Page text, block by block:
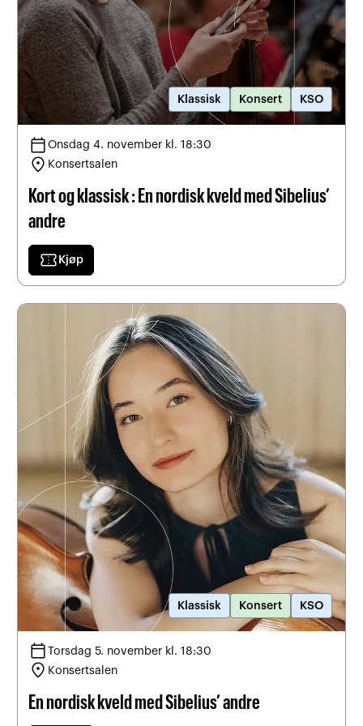
Klassisk Konsert KSO
calendar_today Onsdag 4. november kl. 18:30
location_on Konsertsalen
Kort og klassisk : En nordisk kveld med Sibelius’
andre
confirmation_number Kjøp
Klassisk Konsert KSO
calendar_today Torsdag 5. november kl. 18:30
location_on Konsertsalen
En nordisk kveld med Sibelius’ andre